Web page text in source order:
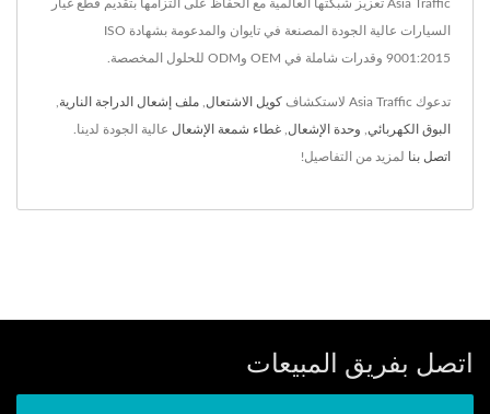
Asia Traffic تعزيز شبكتها العالمية مع الحفاظ على التزامها بتقديم قطع غيار
السيارات عالية الجودة المصنعة في تايوان والمدعومة بشهادة ISO
9001:2015 وقدرات شاملة في OEM وODM للحلول المخصصة.
تدعوك Asia Traffic لاستكشاف كويل الاشتعال ملف إشعال الدراجة النارية
البوق الكهربائي وحدة الإشعال غطاء شمعة الإشعال عالية الجودة لدينا.
اتصل بنا لمزيد من التفاصيل!
اتصل بفريق المبيعات